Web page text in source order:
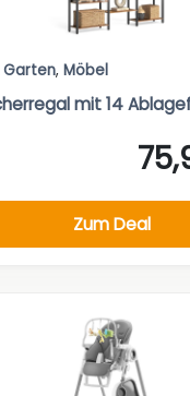
Garten, Möbel
mit 14
Zum Deal